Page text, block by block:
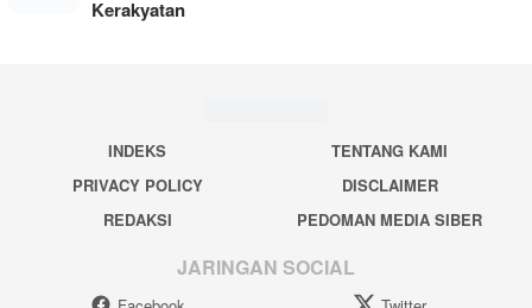
Kerakyatan
INDEKS
TENTANG KAMI
PRIVACY POLICY
DISCLAIMER
REDAKSI
PEDOMAN MEDIA SIBER
JARINGAN SOCIAL